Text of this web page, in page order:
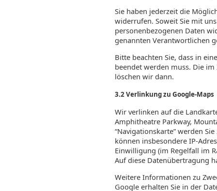
Sie haben jederzeit die
widerrufen. Soweit Sie mit
personenbezogenen Daten
genannten Verantwortlichen
Bitte beachten Sie, dass in
beendet werden muss. Die
löschen wir dann.
3.2 Verlinkung zu Google-Maps
Wir verlinken auf die
Amphitheatre Parkway,
“Navigationskarte” werden
können insbesondere IP-
Einwilligung (im Regelfall im
Auf diese Datenübertragung
Weitere Informationen zu
Google erhalten Sie in der